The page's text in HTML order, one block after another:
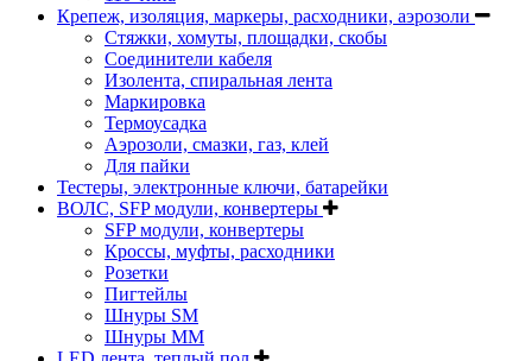
Крепеж, изоляция, маркеры, расходники, аэрозоли
Стяжки, хомуты, площадки, скобы
Соединители кабеля
Изолента, спиральная лента
Маркировка
Термоусадка
Аэрозоли, смазки, газ, клей
Для пайки
Тестеры, электронные ключи, батарейки
ВОЛС, SFP модули, конвертеры
SFP модули, конвертеры
Кроссы, муфты, расходники
Розетки
Пигтейлы
Шнуры SM
Шнуры MM